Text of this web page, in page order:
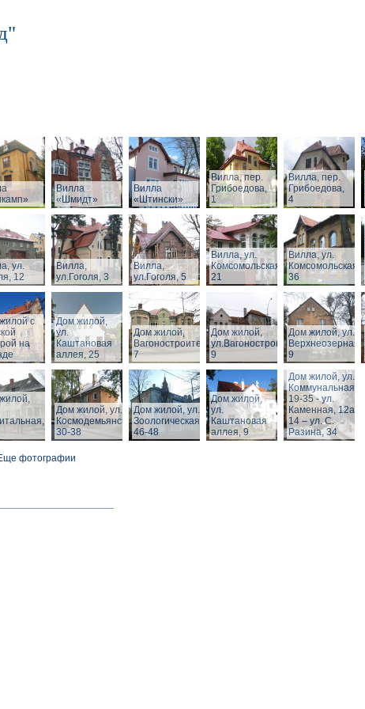
Вилла
«Шмидт»
Вилла
«Штински»
Вилла, пер.
Грибоедова,
1
Вилла, пер.
Грибоедова,
4
ул.
12
Вилла,
ул.Гоголя, 3
Вилла,
ул.Гоголя, 5
Вилла, ул.
Комсомольская,
21
Вилла, ул.
Комсомольская,
36
с
на
Дом жилой,
ул.
Каштановая
аллея, 25
Дом жилой,
Вагоностроительная,
7
Дом жилой,
ул.Вагоностроительная,
9
Дом жилой, ул.
Верхнеозерная,
9
Дом жилой, ул. З.
Космодемьянской
30-38
Дом жилой, ул.
Зоологическая,
46-48
Дом жилой,
ул.
Каштановая
аллея, 9
Дом жилой, ул.
Коммунальная,
19-35 - ул.
Каменная, 12а,
14 – ул. С.
Разина, 34
фотографии